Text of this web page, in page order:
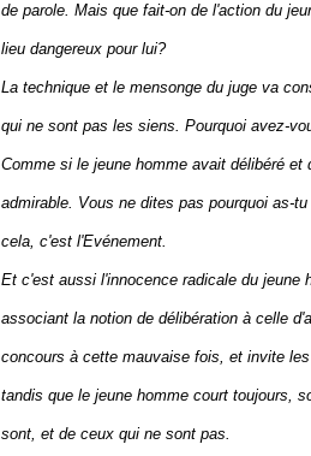
de parole. Mais que fait-on de l'action du
lieu dangereux pour lui?
La technique et le mensonge du juge va
qui ne sont pas les siens. Pourquoi avez-
Comme si le jeune homme avait délibéré
admirable. Vous ne dites pas pourquoi as-
cela, c'est l'Evénement.
Et c'est aussi l'innocence radicale du jeune
associant la notion de délibération à celle
concours à cette mauvaise fois, et invite
tandis que le jeune homme court toujours,
sont, et de ceux qui ne sont pas.